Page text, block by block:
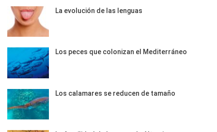
La evolución de las lenguas
Los peces que colonizan el Mediterráneo
Los calamares se reducen de tamaño